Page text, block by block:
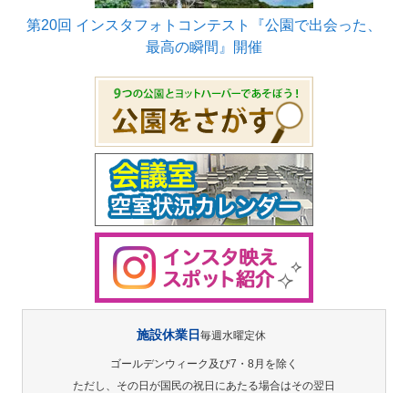
第20回 インスタフォトコンテスト『公園で出会った、
最高の瞬間』開催
施設休業日毎週水曜定休
ゴールデンウィーク及び7・8月を除く
ただし、その日が国民の祝日にあたる場合はその翌日